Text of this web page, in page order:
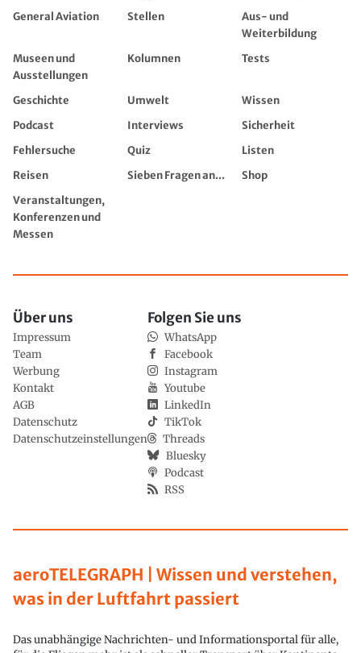
General Aviation
Stellen
Aus- und
Weiterbildung
Museen und
Ausstellungen
Kolumnen Tests
Geschichte Umwelt
Wissen
Podcast
Interviews
Sicherheit
Fehlersuche
Quiz
Listen
Reisen
Sieben Fragen an...
Shop
Veranstaltungen,
Konferenzen und
Messen
aeroTELEGRAPH | Wissen und verstehen,
was in der Luftfahrt passiert
Das unabhängige Nachrichten- und Informationsportal für alle,
Über uns
Impressum
Team
Werbung
Kontakt
AGB
Datenschutz
Datenschutzeinstellungen
Folgen Sie uns
WhatsApp
Facebook
Instagram
Youtube
LinkedIn
TikTok
Threads
Bluesky
Podcast
RSS